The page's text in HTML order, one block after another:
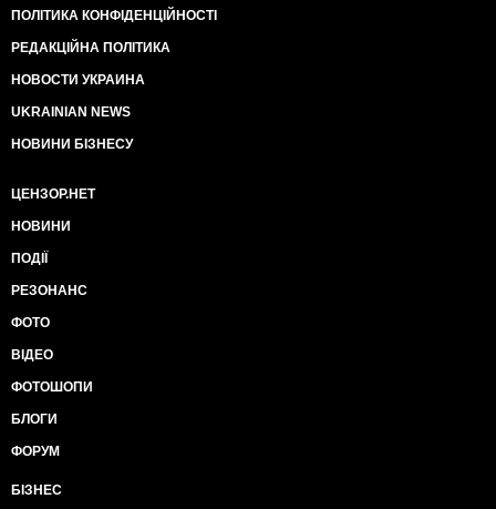
ПОЛІТИКА КОНФІДЕНЦІЙНОСТІ
РЕДАКЦІЙНА ПОЛІТИКА
НОВОСТИ УКРАИНА
UKRAINIAN NEWS
НОВИНИ БІЗНЕСУ
ЦЕНЗОР.НЕТ
НОВИНИ
ПОДІЇ
РЕЗОНАНС
ФОТО
ВІДЕО
ФОТОШОПИ
БЛОГИ
ФОРУМ
БІЗНЕС